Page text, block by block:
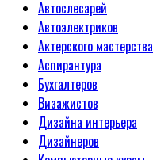
Автослесарей
Автоэлектриков
Актерского мастерства
Аспирантура
Бухгалтеров
Визажистов
Дизайна интерьера
Дизайнеров